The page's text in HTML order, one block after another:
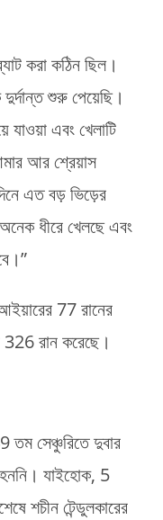
করা কঠিন ছিল।
শুরু পেয়েছি।
এবং খেলাটি
আর শ্রেয়াস
এত বড় ভিড়ের
ধীরে খেলছে এবং
77 রানের
326 রান করেছে।
তম সেঞ্চুরিতে দুবার
যাইহোক, 5
শচীন টেন্ডুলকারের